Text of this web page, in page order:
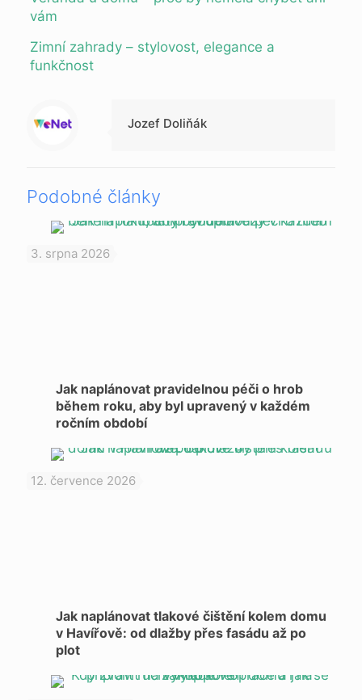
vám
Zimní zahrady – stylovost, elegance a
funkčnost
Jozef Doliňák
Podobné články
3. srpna 2026
Jak naplánovat pravidelnou péči o hrob
během roku, aby byl upravený v každém
ročním období
12. července 2026
Jak naplánovat tlakové čištění kolem domu
v Havířově: od dlažby přes fasádu až po
plot